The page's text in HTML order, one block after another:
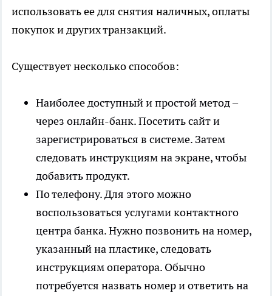
использовать ее для снятия наличных, оплаты
покупок и других транзакций.
Существует несколько способов:
Наиболее доступный и простой метод –
через онлайн-банк. Посетить сайт и
зарегистрироваться в системе. Затем
следовать инструкциям на экране, чтобы
добавить продукт.
По телефону. Для этого можно
воспользоваться услугами контактного
центра банка. Нужно позвонить на номер,
указанный на пластике, следовать
инструкциям оператора. Обычно
потребуется назвать номер и ответить на